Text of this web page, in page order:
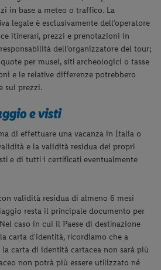
in base a meteo o traffico. La
legale è esclusivamentedell’operatore
itinerari, prezzi e prenotazioni in
dell’organizzatore del tour;
per musei, siti archeologici o tasse
e le relative differenzepotrebbero
sui prezzi.
e visti
di effettuare una vacanza in Italia o
e la validità residua dei propri
e di tutti i certificati eventualmente
validità residua di almeno 6 mesi
resta il principale documento per
caso in cui il Paese di destinazione
carta d'identità, ricordiamo che a
carta di identità cartacea non sarà più
non potrà più essere utilizzato né